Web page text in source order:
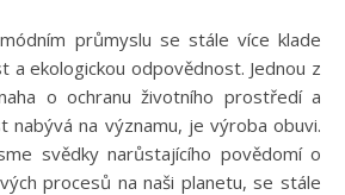
a ekologickou odpovědnost. Jednou z
o ochranu životního prostředí a
nabývá na významu, je výroba obuvi.
svědky narůstajícího povědomí o
procesů na naši planetu, se stále